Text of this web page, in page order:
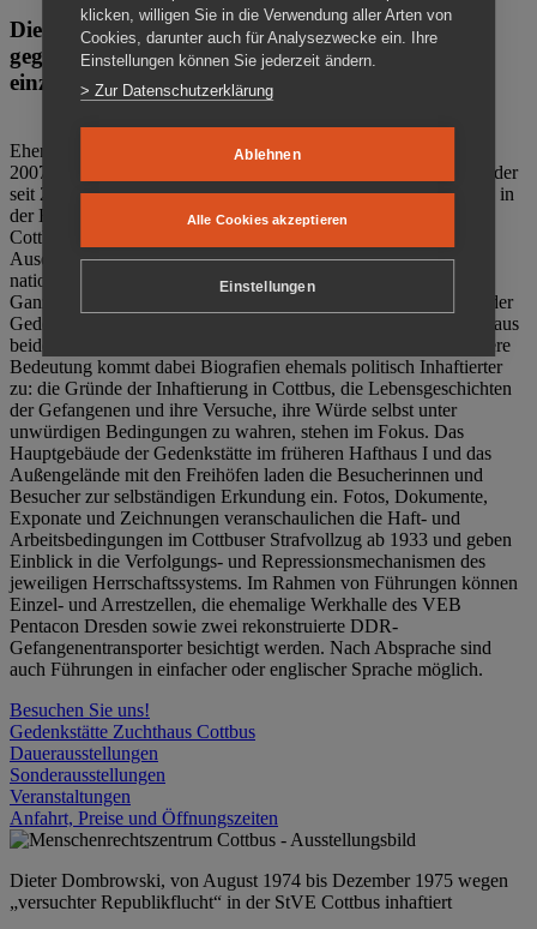
Die Gedenkstätte Zuchthaus Cottbus ist ein Ort
gegen das Vergessen. Anschaulich, nah und
einzigartig.
Ehemalige politische Häftlinge der DDR gründeten im Oktober
2007 den Verein Menschenrechtszentrum Cottbus e. V. (MRZ), der
seit 2011 Eigentümer des ehemaligen Gefängnisses (1860-2002) in
der Bautzener Straße und Träger der Gedenkstätte Zuchthaus
Cottbus ist. Im Zentrum der Arbeit der Gedenkstätte steht die
Auseinandersetzung mit politischem Unrecht während der
nationalsozialistischen Terrorherrschaft und der SED-Diktatur.
Ganzjährig zeigen mehrere Dauer- und Sonderausstellungen in der
Gedenkstätte Zuchthaus Cottbus Beispiele politischen Unrechts aus
beiden deutschen Diktaturen des 20. Jahrhunderts. Eine besondere
Bedeutung kommt dabei Biografien ehemals politisch Inhaftierter
zu: die Gründe der Inhaftierung in Cottbus, die Lebensgeschichten
der Gefangenen und ihre Versuche, ihre Würde selbst unter
unwürdigen Bedingungen zu wahren, stehen im Fokus. Das
Hauptgebäude der Gedenkstätte im früheren Hafthaus I und das
Außengelände mit den Freihöfen laden die Besucherinnen und
Besucher zur selbständigen Erkundung ein. Fotos, Dokumente,
Exponate und Zeichnungen veranschaulichen die Haft- und
Arbeitsbedingungen im Cottbuser Strafvollzug ab 1933 und geben
Einblick in die Verfolgungs- und Repressionsmechanismen des
jeweiligen Herrschaftssystems. Im Rahmen von Führungen können
Einzel- und Arrestzellen, die ehemalige Werkhalle des VEB
Pentacon Dresden sowie zwei rekonstruierte DDR-
Gefangenentransporter besichtigt werden. Nach Absprache sind
auch Führungen in einfacher oder englischer Sprache möglich.
Besuchen Sie uns!
Gedenkstätte Zuchthaus Cottbus
Dauerausstellungen
Sonderausstellungen
Veranstaltungen
Anfahrt, Preise und Öffnungszeiten
Dieter Dombrowski, von August 1974 bis Dezember 1975 wegen
„versuchter Republikflucht“ in der StVE Cottbus inhaftiert
klicken, willigen Sie in die Verwendung aller Arten von
Cookies, darunter auch für Analysezwecke ein. Ihre
Einstellungen können Sie jederzeit ändern.
> Zur Datenschutzerklärung
Ablehnen
Alle Cookies akzeptieren
Einstellungen